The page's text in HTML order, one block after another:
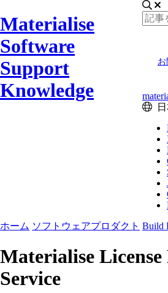
Materialise
Software
Support
Knowledge
ホーム ソフトウェアプロダクト Build
Materialise
Service